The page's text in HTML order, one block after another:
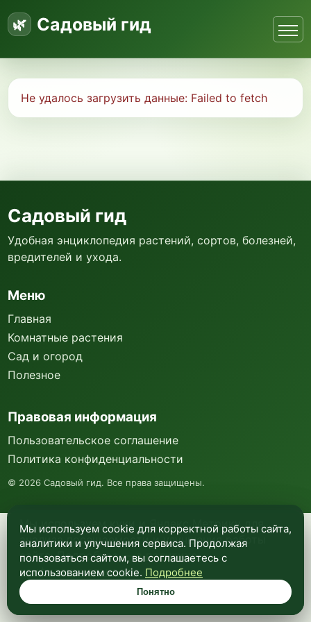
Садовый гид
Не удалось загрузить данные: Failed to fetch
Мы используем куки и Яндекс Метрику для
анализа посещаемости и улучшения работы
сайта. Подробнее —в политике
конфиденциальности.
Понятно
Садовый гид
Удобная энциклопедия растений, сортов, болезней,
вредителей и ухода.
Меню
Главная
Комнатные растения
Сад и огород
Полезное
Правовая информация
Пользовательское соглашение
Политика конфиденциальности
© 2026 Садовый гид. Все права защищены.
Мы используем cookie для корректной работы сайта,
аналитики и улучшения сервиса. Продолжая
пользоваться сайтом, вы соглашаетесь с
использованием cookie. Подробнее
Понятно